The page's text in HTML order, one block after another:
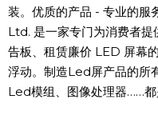
装。优质的产品 - 专业的
Ltd. 是一家专门为消费者
告板、租赁廉价 LED 屏幕
浮动。制造Led屏产品的所
Led模组、图像处理器……都